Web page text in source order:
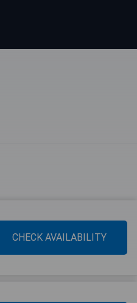
CHECK AVAILABILITY